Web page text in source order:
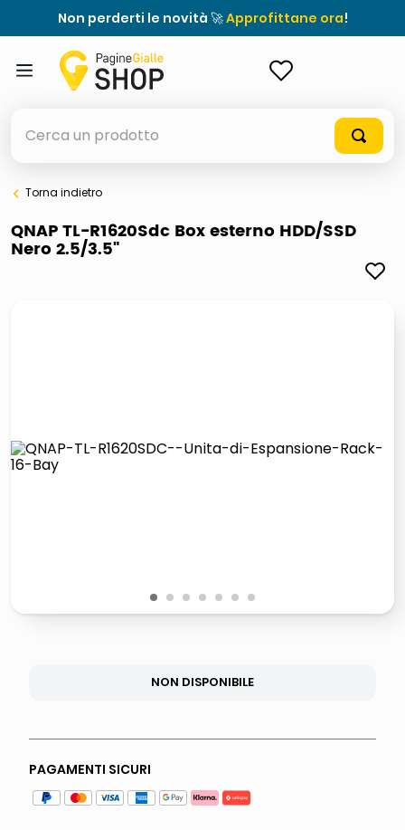
Non perderti le novità 🚀Approfittane ora!
elenchi telefonici
meme
pattumiera raccolta differenziata
airpods
Torna indietro
QNAP TL-R1620Sdc Box esterno HDD/SSD
Nero 2.5/3.5"
1 2 3 4 5 6 7
NON DISPONIBILE
PAGAMENTI SICURI